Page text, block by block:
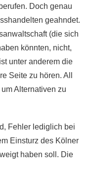
Doch genau
geahndet.
(die sich
könnten, nicht,
unter anderem die
Seite zu hören. All
Alternativen zu
Fehler lediglich bei
Einsturz des Kölner
haben soll. Die